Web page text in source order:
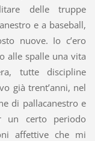
delle truppe
e a baseball,
nuove. Io c’ero
alle spalle una vita
tutte discipline
già trent’anni, nel
di pallacanestro e
un certo periodo
affettive che mi